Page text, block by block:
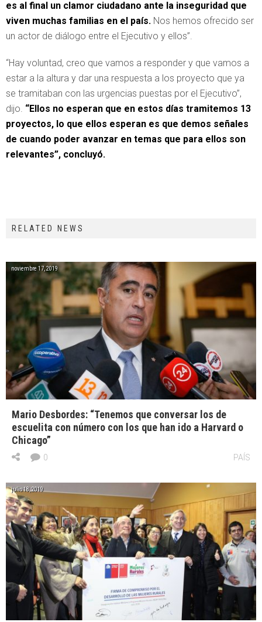
es al final un clamor ciudadano ante la inseguridad que
viven muchas familias en el país. Nos hemos ofrecido ser
un actor de diálogo entre el Ejecutivo y ellos”.
“Hay voluntad, creo que vamos a responder y que vamos a
estar a la altura y dar una respuesta a los proyecto que ya
se tramitaban con las urgencias puestas por el Ejecutivo”,
dijo. “Ellos no esperan que en estos días tramitemos 13
proyectos, lo que ellos esperan es que demos señales
de cuando poder avanzar en temas que para ellos son
relevantes”, concluyó.
RELATED NEWS
noviembre 17, 2019
Mario Desbordes: “Tenemos que conversar los de
escuelita con número con los que han ido a Harvard o
Chicago”
PAÍS
0
julio 18, 2019